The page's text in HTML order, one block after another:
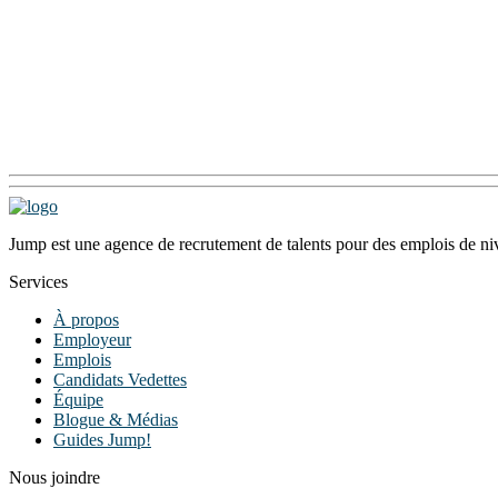
Jump est une agence de recrutement de talents pour des emplois de
Services
À propos
Employeur
Emplois
Candidats Vedettes
Équipe
Blogue & Médias
Guides Jump!
Nous joindre